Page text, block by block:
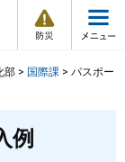
情
報
メ
ュ
探す
部 > 国際課 > パスポー
例